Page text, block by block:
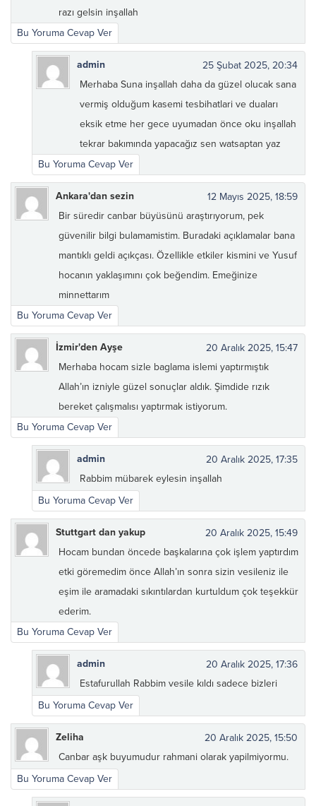
razı gelsin inşallah
Bu Yoruma Cevap Ver
admin
25 Şubat 2025, 20:34
Merhaba Suna inşallah daha da güzel olucak sana
vermiş olduğum kasemi tesbihatlari ve duaları
eksik etme her gece uyumadan önce oku inşallah
tekrar bakımında yapacağız sen watsaptan yaz
Bu Yoruma Cevap Ver
Ankara'dan sezin
12 Mayıs 2025, 18:59
Bir süredir canbar büyüsünü araştırıyorum, pek
güvenilir bilgi bulamamistim. Buradaki açıklamalar bana
mantıklı geldi açıkçası. Özellikle etkiler kismini ve Yusuf
hocanın yaklaşımını çok beğendim. Emeğinize
minnettarım
Bu Yoruma Cevap Ver
İzmir'den Ayşe
20 Aralık 2025, 15:47
Merhaba hocam sizle baglama islemi yaptırmıştık
Allah’ın izniyle güzel sonuçlar aldık. Şimdide rızık
bereket çalışmalısı yaptırmak istiyorum.
Bu Yoruma Cevap Ver
admin
20 Aralık 2025, 17:35
Rabbim mübarek eylesin inşallah
Bu Yoruma Cevap Ver
Stuttgart dan yakup
20 Aralık 2025, 15:49
Hocam bundan öncede başkalarına çok işlem yaptırdım
etki göremedim önce Allah’ın sonra sizin vesileniz ile
eşim ile aramadaki sıkıntılardan kurtuldum çok teşekkür
ederim.
Bu Yoruma Cevap Ver
admin
20 Aralık 2025, 17:36
Estafurullah Rabbim vesile kıldı sadece bizleri
Bu Yoruma Cevap Ver
Zeliha
20 Aralık 2025, 15:50
Canbar aşk buyumudur rahmani olarak yapilmiyormu.
Bu Yoruma Cevap Ver